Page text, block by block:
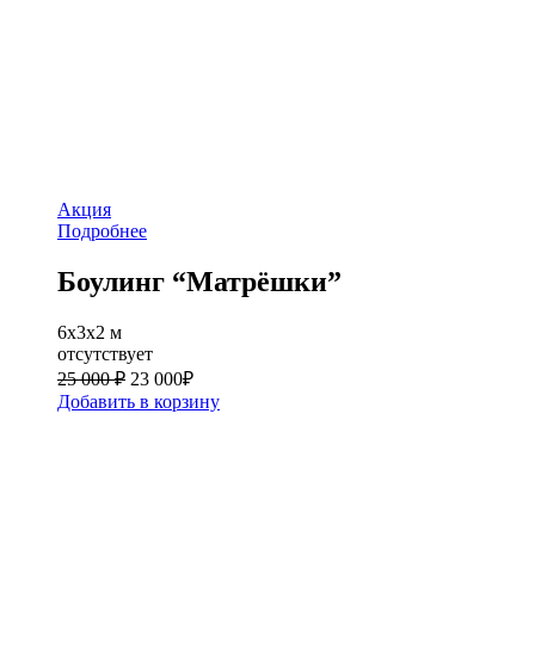
Акция
Подробнее
Боулинг “Матрёшки”
6x3x2 м
отсутствует
25 000 ₽ 23 000₽
Добавить в корзину